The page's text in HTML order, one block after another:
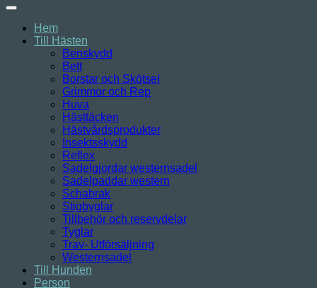
Hem
Till Hästen
Benskydd
Bett
Borstar och Skötsel
Grimmor och Rep
Huva
Hästtäcken
Hästvårdsprodukter
Insektsskydd
Reflex
Sadelgjordar westernsadel
Sadelpaddar western
Schabrak
Stigbyglar
Tillbehör och reservdelar
Tyglar
Trav- Utförsäljning
Westernsadel
Till Hunden
Person